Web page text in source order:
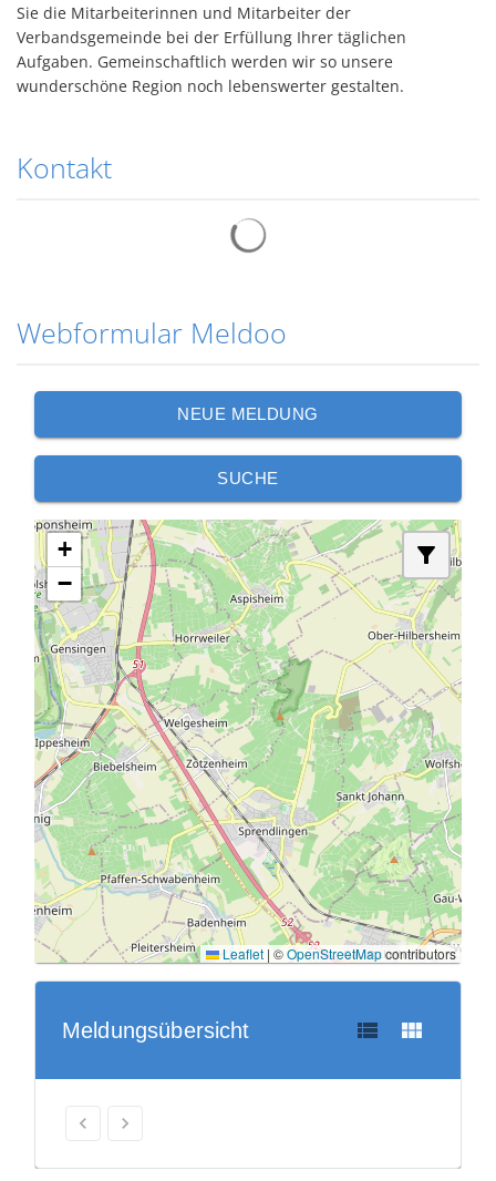
Sie die Mitarbeiterinnen und Mitarbeiter der
Verbandsgemeinde bei der Erfüllung Ihrer täglichen
Aufgaben. Gemeinschaftlich werden wir so unsere
wunderschöne Region noch lebenswerter gestalten.
Kontakt
Webformular Meldoo